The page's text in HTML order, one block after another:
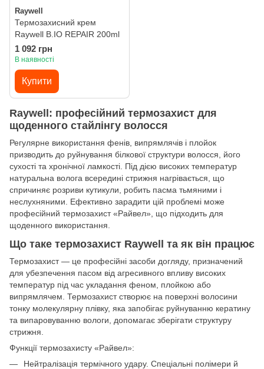
Raywell
Термозахисний крем
Raywell B.IO REPAIR 200ml
1 092 грн
В наявності
Купити
Raywell: професійний термозахист для
щоденного стайлінгу волосся
Регулярне використання фенів, випрямлячів і плойок
призводить до руйнування білкової структури волосся, його
сухості та хронічної ламкості. Під дією високих температур
натуральна волога всередині стрижня нагрівається, що
спричиняє розриви кутикули, робить пасма тьмяними і
неслухняними. Ефективно зарадити цій проблемі може
професійний термозахист «Райвел», що підходить для
щоденного використання.
Що таке термозахист Raywell та як він працює
Термозахист — це професійні засоби догляду, призначений
для убезпечення пасом від агресивного впливу високих
температур під час укладання феном, плойкою або
випрямлячем. Термозахист створює на поверхні волосини
тонку молекулярну плівку, яка запобігає руйнуванню кератину
та випаровуванню вологи, допомагає зберігати структуру
стрижня.
Функції термозахисту «Райвел»:
Нейтралізація термічного удару. Спеціальні полімери й